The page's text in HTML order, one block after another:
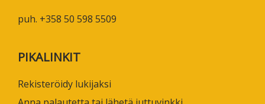
puh. +358 50 598 5509
PIKALINKIT
Rekisteröidy lukijaksi